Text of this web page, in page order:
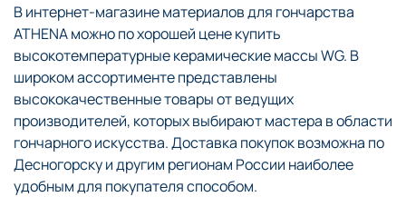
В интернет-магазине материалов для гончарства
ATHENA можно по хорошей цене купить
высокотемпературные керамические массы WG. В
широком ассортименте представлены
высококачественные товары от ведущих
производителей, которых выбирают мастера в области
гончарного искусства. Доставка покупок возможна по
Десногорску и другим регионам России наиболее
удобным для покупателя способом.